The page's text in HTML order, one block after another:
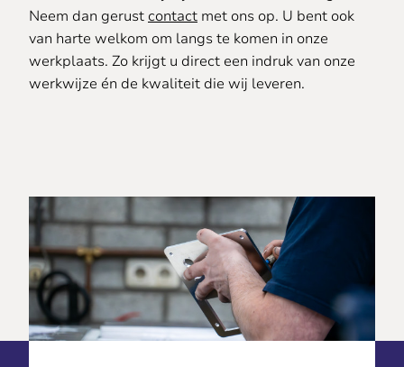
Neem dan gerust contact met ons op. U bent ook
van harte welkom om langs te komen in onze
werkplaats. Zo krijgt u direct een indruk van onze
werkwijze én de kwaliteit die wij leveren.